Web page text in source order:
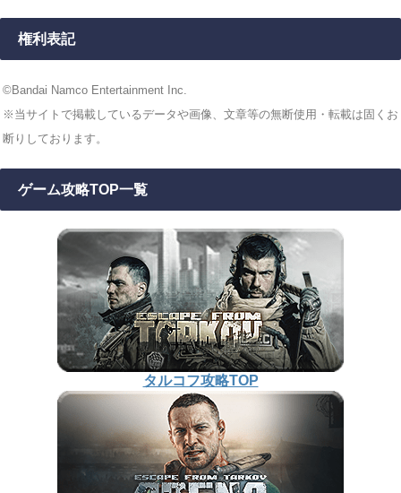
権利表記
©Bandai Namco Entertainment Inc.
※当サイトで掲載しているデータや画像、文章等の無断使用・転載は固くお
断りしております。
ゲーム攻略TOP一覧
タルコフ攻略TOP